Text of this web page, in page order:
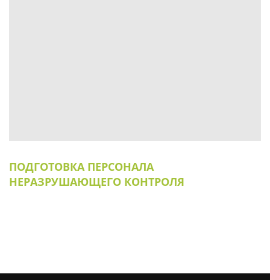
ПОДГОТОВКА ПЕРСОНАЛА
НЕРАЗРУШАЮЩЕГО КОНТРОЛЯ